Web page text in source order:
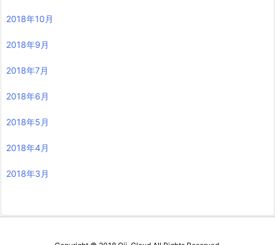
2018年10月
2018年9月
2018年7月
2018年6月
2018年5月
2018年4月
2018年3月